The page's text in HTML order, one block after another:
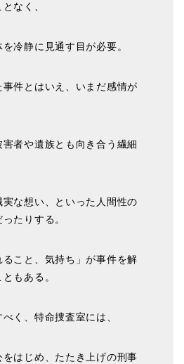
なく、
冷静に見通す目が必要。
件とはいえ、いまだ感情が
者や遺族とも向き合う繊細
な想い、といった人間性の
たりする。
ること、気持ち」が事件を解
もある。
く、特命捜査室には、
をはじめ、たたき上げの刑事